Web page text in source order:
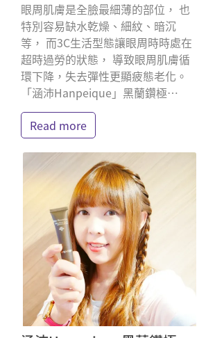
眼周肌膚是全臉最細薄的部位， 也
特別容易缺水乾燥、細紋、暗沉
等， 而3C生活型態讓眼周時時處在
超時過勞的狀態， 導致眼周肌膚循
環下降，失去彈性更顯疲態老化。
「涵沛Hanpeique」黑蘭鑽極⋯
Read more